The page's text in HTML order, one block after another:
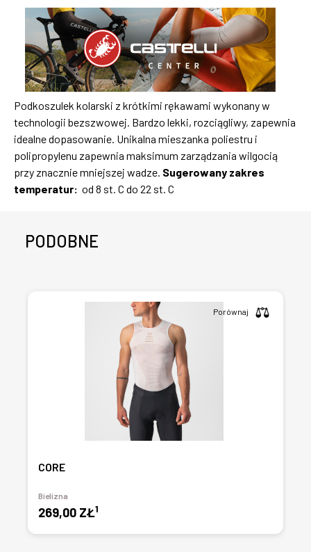
Podkoszulek kolarski z krótkimi rękawami wykonany w
technologii bezszwowej. Bardzo lekki, rozciągliwy, zapewnia
idealne dopasowanie. Unikalna mieszanka poliestru i
polipropylenu zapewnia maksimum zarządzania wilgocią
przy znacznie mniejszej wadze. Sugerowany zakres
temperatur: od 8 st. C do 22 st. C
PODOBNE
CORE
Bielizna
269,00 ZŁ1
Porównaj